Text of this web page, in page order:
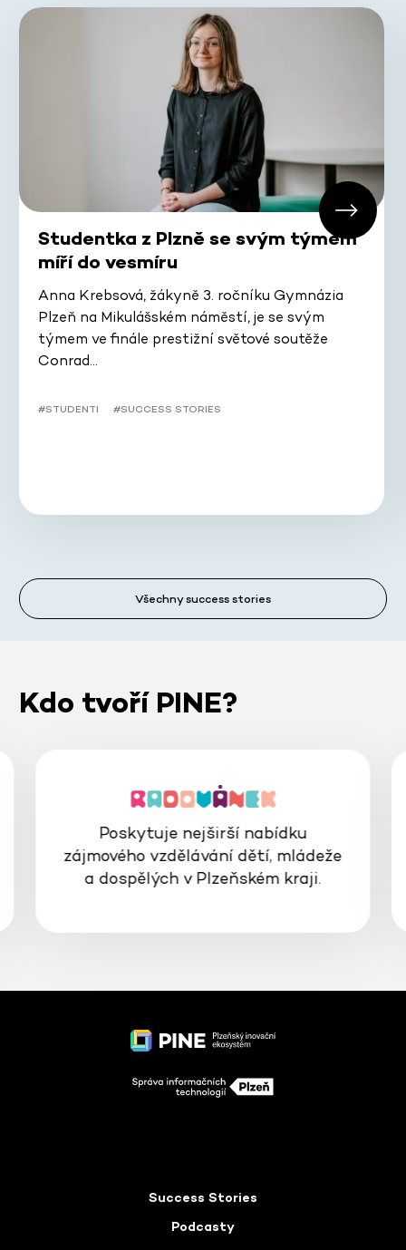
Studentka z Plzně se svým týmem
míří do vesmíru
Anna Krebsová, žákyně 3. ročníku Gymnázia
Plzeň na Mikulášském náměstí, je se svým
týmem ve finále prestižní světové soutěže
Conrad…
#STUDENTI #SUCCESS STORIES
Všechny success stories
Kdo tvoří PINE?
Poskytuje nejširší nabídku
zájmového vzdělávání dětí, mládeže
a dospělých v Plzeňském kraji.
Success Stories
Podcasty